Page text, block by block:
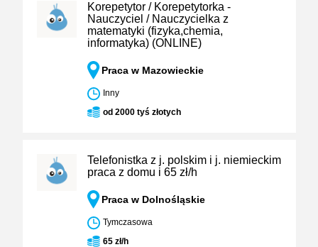
Korepetytor / Korepetytorka -
Nauczyciel / Nauczycielka z
matematyki (fizyka,chemia,
informatyka) (ONLINE)
Praca w Mazowieckie
Inny
od 2000 tyś złotych
Telefonistka z j. polskim i j. niemieckim
praca z domu i 65 zł/h
Praca w Dolnośląskie
Tymczasowa
65 zł/h